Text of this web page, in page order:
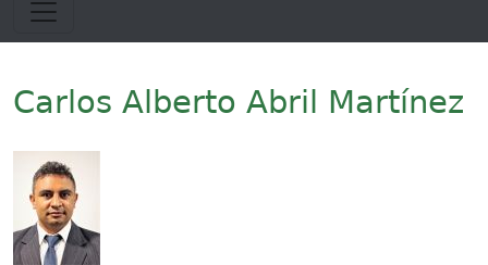
Carlos Alberto Abril Martínez
Imagen